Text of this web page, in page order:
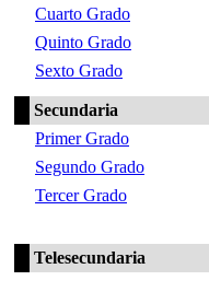
Cuarto Grado
Quinto Grado
Sexto Grado
Secundaria
Primer Grado
Segundo Grado
Tercer Grado
Telesecundaria